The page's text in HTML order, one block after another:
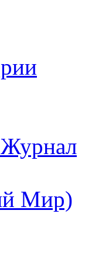
Мир)